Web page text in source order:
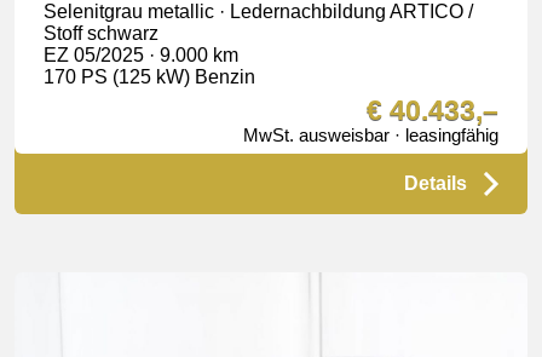
Selenitgrau metallic · Ledernachbildung ARTICO /
Stoff schwarz
EZ 05/2025 · 9.000 km
170 PS (125 kW) Benzin
€ 40.433,–
MwSt. ausweisbar · leasingfähig
Details